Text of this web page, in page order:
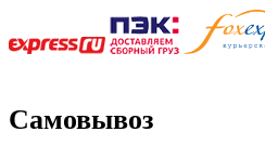
Самовывоз